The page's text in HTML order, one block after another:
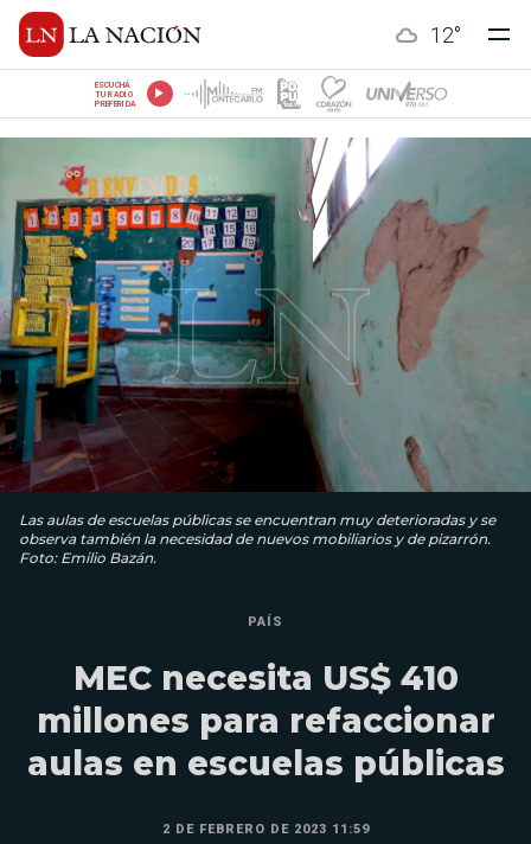
12°
ESCUCHÁ
TU RADIO
PREFERIDA
Las aulas de escuelas públicas se encuentran muy deterioradas y se
observa también la necesidad de nuevos mobiliarios y de pizarrón.
Foto: Emilio Bazán.
PAÍS
MEC necesita US$ 410
millones para refaccionar
aulas en escuelas públicas
2 DE FEBRERO DE 2023 11:59